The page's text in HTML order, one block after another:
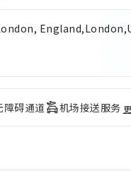
障碍通道 机场接送服务